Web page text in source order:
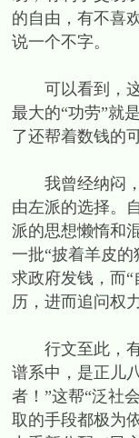
的自由，有不喜
说一个不字。
可以看到，这
最大的“功劳”就
了还帮着数钱的
我曾经纳闷，
由左派的选择。
派的思想懒惰和
一批“披着羊皮
求政府发钱，而
历，进而追问权
行文至此，有
谱系中，是正儿
者！”这帮“泛社
取的手段都极为